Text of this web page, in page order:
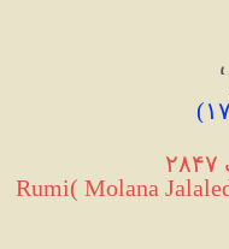
۱۷)
Rumi( Molana